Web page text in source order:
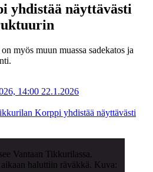
näyttävästi
myös muun muassa sadekatos ja
14:00 22.1.2026
Korppi yhdistää näyttävästi
Vantaan Tikkurilassa.
aikaan haluttiin räväkkä. Kuva: